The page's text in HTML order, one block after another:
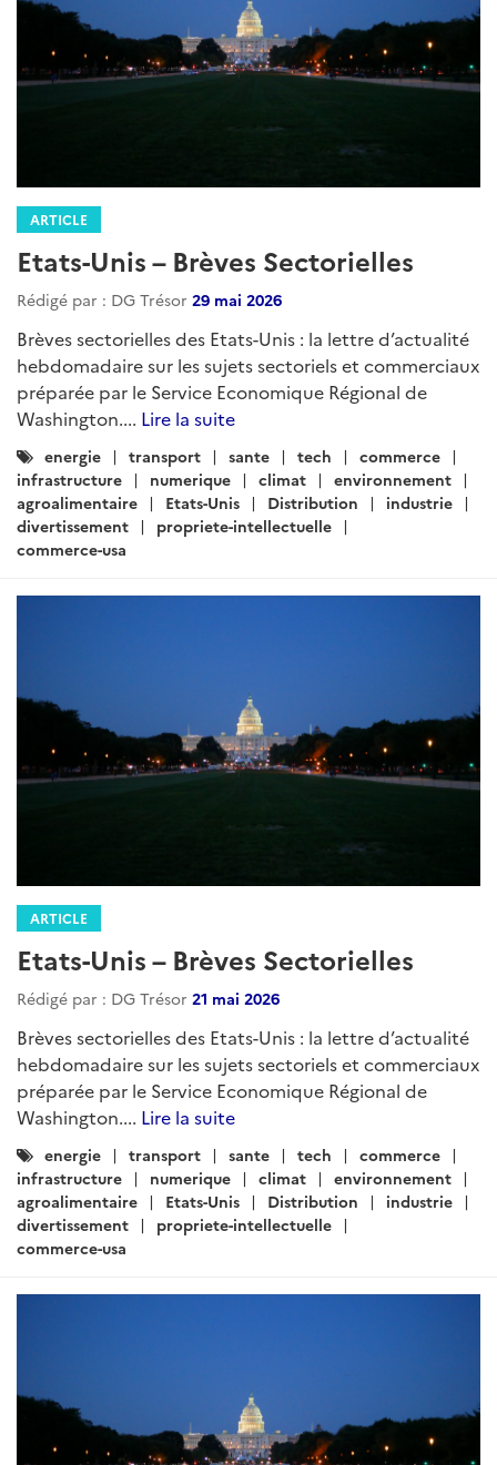
ARTICLE
Etats-Unis – Brèves Sectorielles
Rédigé par : DG Trésor 29 mai 2026
Brèves sectorielles des Etats-Unis : la lettre d’actualité
hebdomadaire sur les sujets sectoriels et commerciaux
préparée par le Service Economique Régional de
Washington.... Lire la suite
Catégories
:
energie transport sante tech
commerce
infrastructure
numerique climat
environnement
agroalimentaire
Etats-Unis Distribution
industrie
divertissement
propriete-intellectuelle
commerce-usa
ARTICLE
Etats-Unis – Brèves Sectorielles
Rédigé par : DG Trésor 21 mai 2026
Brèves sectorielles des Etats-Unis : la lettre d’actualité
hebdomadaire sur les sujets sectoriels et commerciaux
préparée par le Service Economique Régional de
Washington.... Lire la suite
Catégories
:
energie transport sante tech
commerce
infrastructure
numerique climat
environnement
agroalimentaire
Etats-Unis Distribution
industrie
divertissement
propriete-intellectuelle
commerce-usa